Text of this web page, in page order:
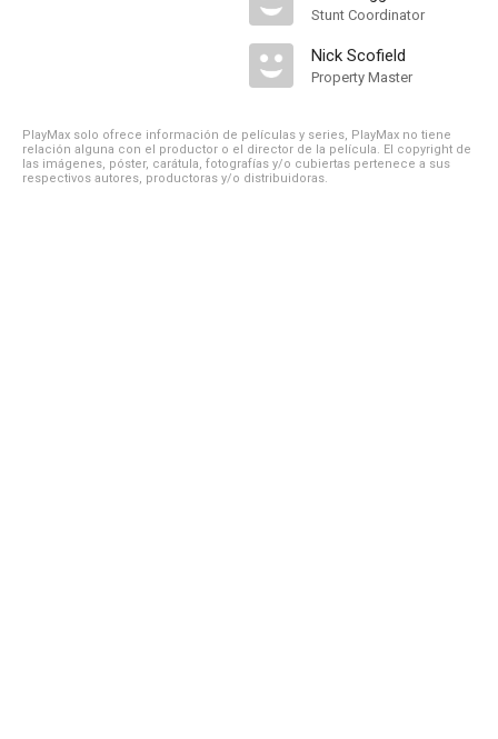
Stunt Coordinator
Nick Scofield
Property Master
PlayMax solo ofrece información de películas y series, PlayMax no tiene
relación alguna con el productor o el director de la película. El copyright de
las imágenes, póster, carátula, fotografías y/o cubiertas pertenece a sus
respectivos autores, productoras y/o distribuidoras.